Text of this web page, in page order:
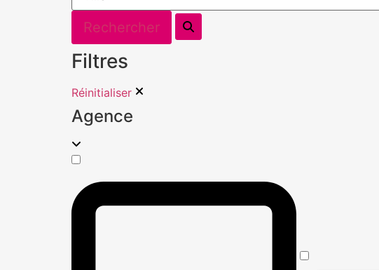
Filtres
Réinitialiser
Agence